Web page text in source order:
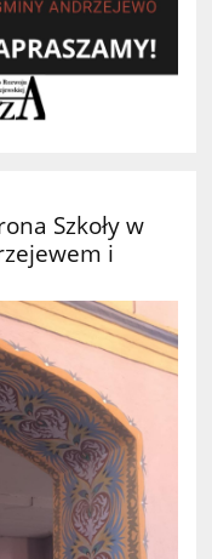
Szkoły w
i